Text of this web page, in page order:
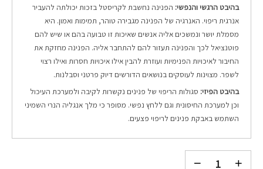
בהיבט הרגשי והנפשי: הפנינה נחשבת לקריסטל בזכות יכולתה להעביר
אנרגית ריפוי. האנרגיה של הפנינה מגבירה טוהר, תמימות ואמון. היא
מסמלת יושר ונמשכים אליה אנשים שאיכות זו טבועה בהם או שיש להם
פוטנציאל לכך והפנינה תעזור להם להתחבר אליה. הפנינה מחזקת את
החיבור לאיכויות הפנימיות ועוזרת להבין אילו איכויות חסרות ואילו רצוי
לשפר. מצוינות לעוסקים בנושאים הדורשים דיוק פרטני וסבלנות.
בהיבט הפיזי: סגולות הריפוי של פנינים נקשרות לקיבה ולמערכת העיכול
וכן למערכת החיסונית וגם ללחץ נפשי. מסופר כי מלך אנגליה הנרי השמיני
השתמש באבקת פנינים לריפוי פצעים.